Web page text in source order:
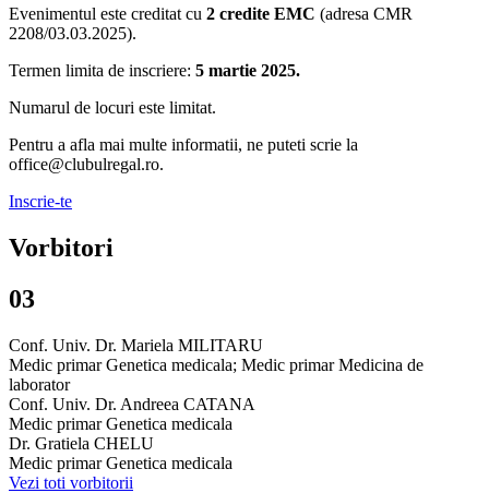
Evenimentul este creditat cu 2 credite EMC (adresa CMR
2208/03.03.2025).
Termen limita de inscriere: 5 martie 2025.
Numarul de locuri este limitat.
Pentru a afla mai multe informatii, ne puteti scrie la
office@clubulregal.ro.
Inscrie-te
Vorbitori
03
Conf. Univ. Dr. Mariela MILITARU
Medic primar Genetica medicala; Medic primar Medicina de
laborator
Conf. Univ. Dr. Andreea CATANA
Medic primar Genetica medicala
Dr. Gratiela CHELU
Medic primar Genetica medicala
Vezi toti vorbitorii